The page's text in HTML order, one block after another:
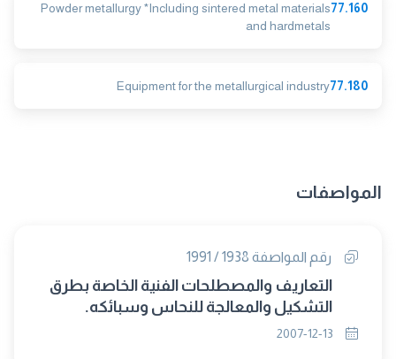
77.160
Powder metallurgy *Including sintered metal materials
and hardmetals
77.180
Equipment for the metallurgical industry
المواصفات
رقم المواصفة 1938 / 1991
التعاريف والمصطلحات الفنية الخاصة بطرق
التشكيل والمعالجة للنحاس وسبائكه.